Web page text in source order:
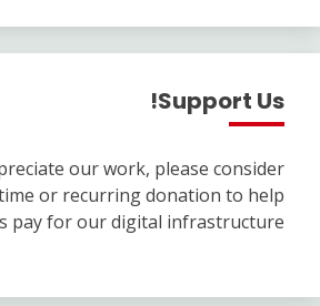
Support Us!
our work, please consider
or recurring donation to help
pay for our digital infrastructure.